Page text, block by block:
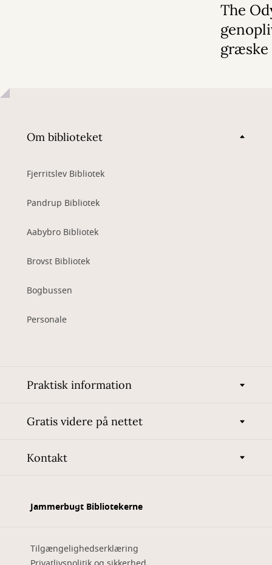
The
Om biblioteket
Fjerritslev Bibliotek
Pandrup Bibliotek
Aabybro Bibliotek
Brovst Bibliotek
Bogbussen
Personale
Praktisk information
Gratis videre på nettet
Kontakt
Jammerbugt Bibliotekerne
Tilgængelighedserklæring